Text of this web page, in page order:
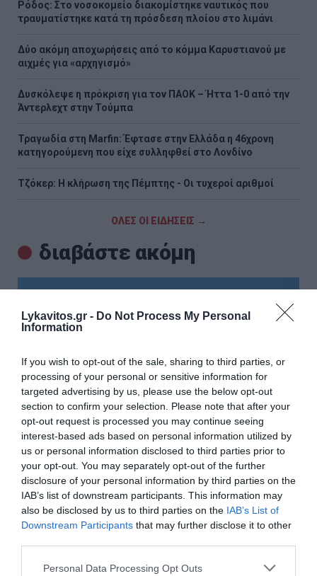
Lykavitos.gr - Do Not Process My Personal
Information
If you wish to opt-out of the sale, sharing to third parties, or
processing of your personal or sensitive information for
targeted advertising by us, please use the below opt-out
section to confirm your selection. Please note that after your
opt-out request is processed you may continue seeing
interest-based ads based on personal information utilized by
us or personal information disclosed to third parties prior to
your opt-out. You may separately opt-out of the further
disclosure of your personal information by third parties on the
IAB’s list of downstream participants. This information may
also be disclosed by us to third parties on the IAB’s List of
Downstream Participants that may further disclose it to other
Please note that this website/app uses one or more Google
Personal Data Processing Opt Outs
Ρόδος: Στο νοσοκομείο διακομίστηκε ναυτικός που
τραυματίστηκε κατά τη πρόσδεση πλοίου στο λιμάνι
Δύο ακόμη αποχωρήσεις από το κόμμα Καρυστιανού με
αιχμές για «αρχηγισμό»
Δυσκόλεψε η πρόκριση για τον ΠΑΟΚ – Ήττα 1-0 από την
Άντερλεχτ στην Τούμπα
Τραγωδία στη Marfin: Έφτασε στην Ελλάδα η 46χρονη
κατηγορούμενη που είχε συλληφθεί στο Λονδίνο
Τζόκερ: Η κλήρωση της Πέμπτης - Οι τυχεροί αριθμοί
ΟΛΕΣ ΟΙ ΕΙΔΗΣΕΙΣ →
διαβάστε ακόμη
Εικονική αερομαχία με οπλισμένα τουρκικά F-
16 πάνω από το Αιγαίο – Μπαράζ
παραβιάσεων και παραβάσεων
σήμερα πάνω από το Αιγαίο.Σύμφωνα με το ΓΕΕΘΑ,